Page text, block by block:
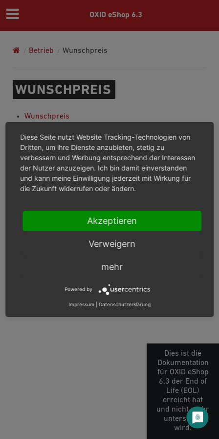
Dies ist die
Dokumentation
für OXID eShop
6.3 der End of
Life (EOL)
erreicht hat
und nicht mehr
unterstützt
wird.
OXID eShop 6.3
Betrieb Wunschpreis
WUNSCHPREIS
Wunschpreis
Registerkarte E-Mail
Previous Next
Impressum|Datenschutz
Diese Seite nutzt Website Tracking-Technologien von
Dritten, um ihre Dienste anzubieten, stetig zu
verbessern und Werbung entsprechend der Interessen
der Nutzer anzuzeigen. Ich bin damit einverstanden
und kann meine Einwilligung jederzeit mit Wirkung für
die Zukunft widerrufen oder ändern.
Akzeptieren
Verweigern
mehr
Powered by
Impressum Datenschutzerklärung